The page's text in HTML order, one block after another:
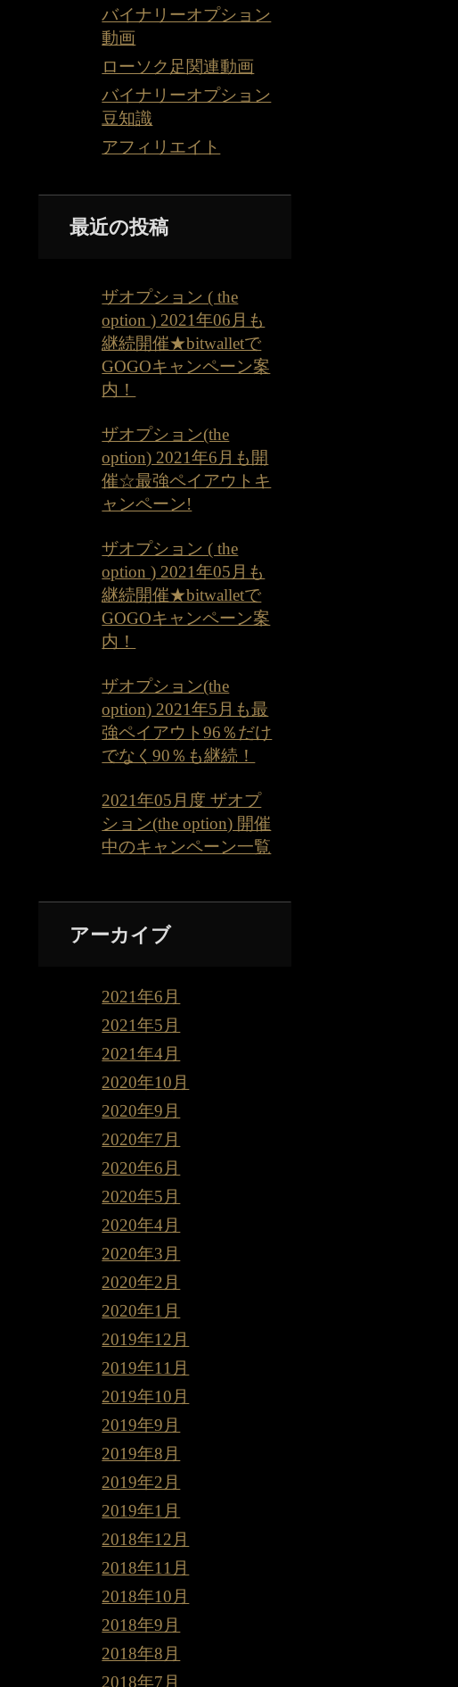
バイナリーオプション
動画
ローソク足関連動画
バイナリーオプション
豆知識
アフィリエイト
最近の投稿
ザオプション ( the
option ) 2021年06月も
継続開催★bitwalletで
GOGOキャンペーン案
内！
ザオプション(the
option) 2021年6月も開
催☆最強ペイアウトキ
ャンペーン!
ザオプション ( the
option ) 2021年05月も
継続開催★bitwalletで
GOGOキャンペーン案
内！
ザオプション(the
option) 2021年5月も最
強ペイアウト96％だけ
でなく90％も継続！
2021年05月度 ザオプ
ション(the option) 開催
中のキャンペーン一覧
アーカイブ
2021年6月
2021年5月
2021年4月
2020年10月
2020年9月
2020年7月
2020年6月
2020年5月
2020年4月
2020年3月
2020年2月
2020年1月
2019年12月
2019年11月
2019年10月
2019年9月
2019年8月
2019年2月
2019年1月
2018年12月
2018年11月
2018年10月
2018年9月
2018年8月
2018年7月